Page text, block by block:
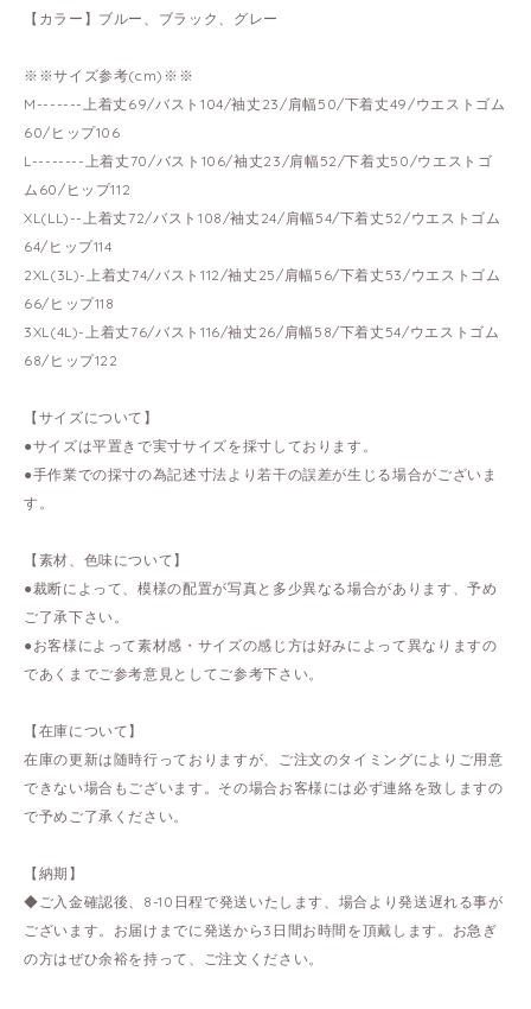
【カラー】ブルー、ブラック、グレー
※※サイズ参考(cm)※※
M-------上着丈69/バスト104/袖丈23/肩幅50/下着丈49/ウエストゴム
60/ヒップ106
L--------上着丈70/バスト106/袖丈23/肩幅52/下着丈50/ウエストゴ
ム60/ヒップ112
XL(LL)--上着丈72/バスト108/袖丈24/肩幅54/下着丈52/ウエストゴム
64/ヒップ114
2XL(3L)-上着丈74/バスト112/袖丈25/肩幅56/下着丈53/ウエストゴム
66/ヒップ118
3XL(4L)-上着丈76/バスト116/袖丈26/肩幅58/下着丈54/ウエストゴム
68/ヒップ122
【サイズについて】
●サイズは平置きで実寸サイズを採寸しております。
●手作業での採寸の為記述寸法より若干の誤差が生じる場合がございま
す。
【素材、色味について】
●裁断によって、模様の配置が写真と多少異なる場合があります、予め
ご了承下さい。
●お客様によって素材感・サイズの感じ方は好みによって異なりますの
であくまでご参考意見としてご参考下さい。
【在庫について】
在庫の更新は随時行っておりますが、ご注文のタイミングによりご用意
できない場合もございます。その場合お客様には必ず連絡を致しますの
で予めご了承ください。
【納期】
◆ご入金確認後、8-10日程で発送いたします、場合より発送遅れる事が
ございます。お届けまでに発送から3日間お時間を頂戴します。お急ぎ
の方はぜひ余裕を持って、ご注文ください。